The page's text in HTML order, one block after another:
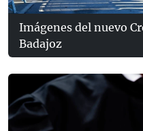
Imágenes del nuevo
Badajoz